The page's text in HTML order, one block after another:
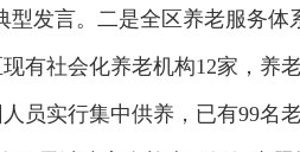
发言。二是全区养老服务
有社会化养老机构12家，养
员实行集中供养，已有99名